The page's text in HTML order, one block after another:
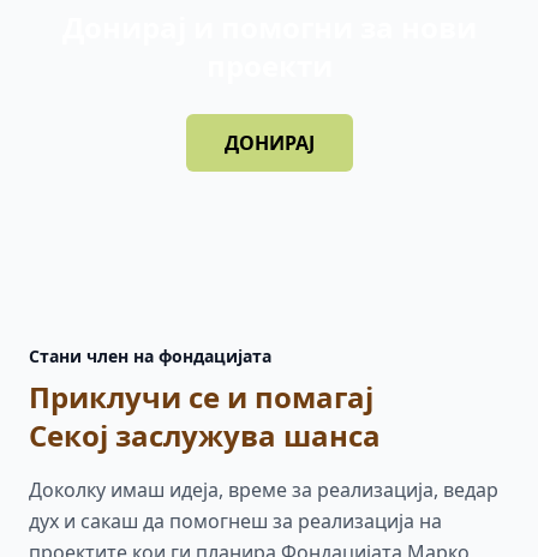
ДОНИРАЈ
Стани член на фондацијата
Приклучи се и помагај
Секој заслужува шанса
Доколку имаш идеја, време за реализација, ведар
дух и сакаш да помогнеш за реализација на